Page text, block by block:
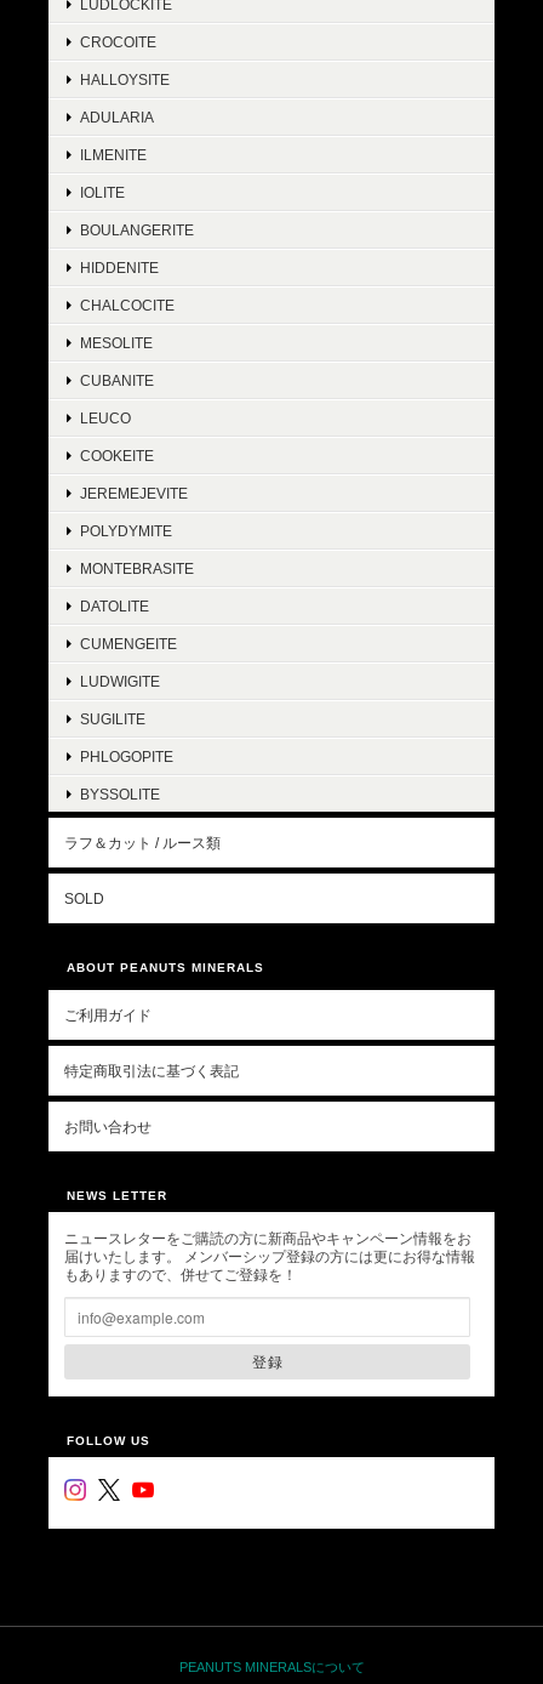
LUDLOCKITE
CROCOITE
HALLOYSITE
ADULARIA
ILMENITE
IOLITE
BOULANGERITE
HIDDENITE
CHALCOCITE
MESOLITE
CUBANITE
LEUCO
COOKEITE
JEREMEJEVITE
POLYDYMITE
MONTEBRASITE
DATOLITE
CUMENGEITE
LUDWIGITE
SUGILITE
PHLOGOPITE
BYSSOLITE
ラフ＆カット / ルース類
SOLD
ABOUT PEANUTS MINERALS
ご利用ガイド
特定商取引法に基づく表記
お問い合わせ
NEWS LETTER
ニュースレターをご購読の方に新商品やキャンペーン情報をお
届けいたします。 メンバーシップ登録の方には更にお得な情報
もありますので、併せてご登録を！
登録
FOLLOW US
PEANUTS MINERALSについて